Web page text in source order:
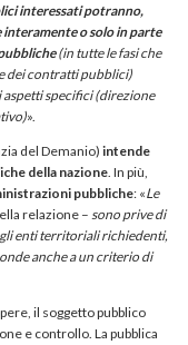
interessati potranno,
interamente o solo in parte
(in tutte le fasi che
dei contratti pubblici)
specifici (direzione
».
del Demanio) intende
della nazione. In più,
pubbliche: «Le
relazione – sono prive di
enti territoriali richiedenti,
anche a un criterio di
il soggetto pubblico
e controllo. La pubblica